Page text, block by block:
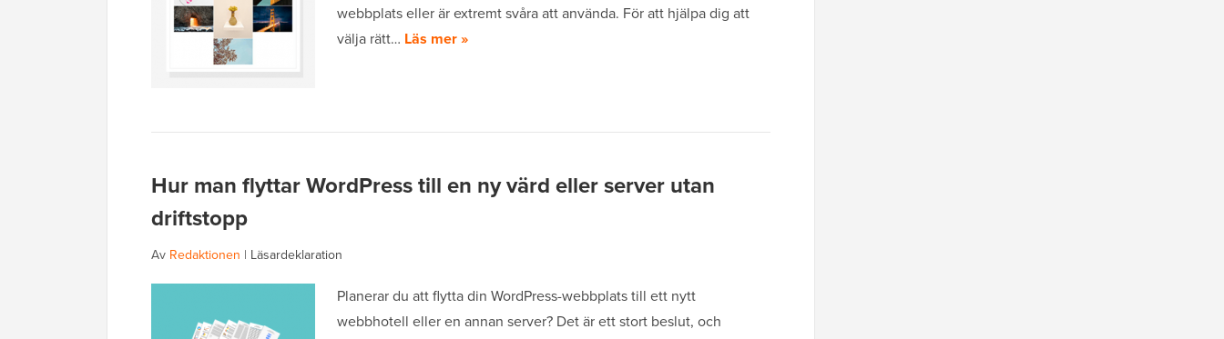
webbplats eller är extremt svåra att använda. För att hjälpa dig att
välja rätt… Läs mer »
Hur man flyttar WordPress till en ny värd eller server utan
driftstopp
Av Redaktionen | Läsardeklaration
Planerar du att flytta din WordPress-webbplats till ett nytt
webbhotell eller en annan server? Det är ett stort beslut, och